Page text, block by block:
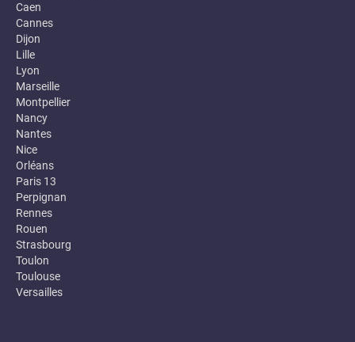
Caen
Cannes
Dijon
Lille
Lyon
Marseille
Montpellier
Nancy
Nantes
Nice
Orléans
Paris 13
Perpignan
Rennes
Rouen
Strasbourg
Toulon
Toulouse
Versailles